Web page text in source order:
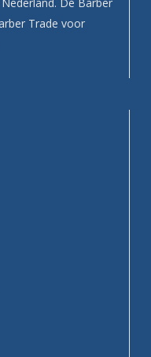
Trade voor